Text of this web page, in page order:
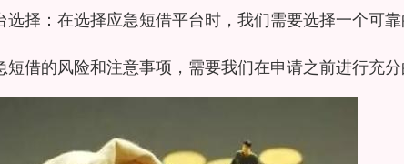
选择：在选择应急短借平台时，我们需要选择一个可
短借的风险和注意事项，需要我们在申请之前进行充